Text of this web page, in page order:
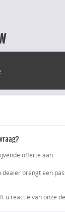
offerte aan.
dealer brengt een
u reactie van onze